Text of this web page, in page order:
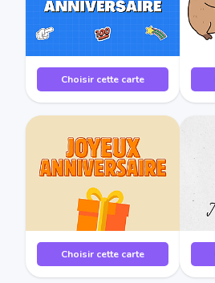
Choisir cette carte
Choisir cette carte